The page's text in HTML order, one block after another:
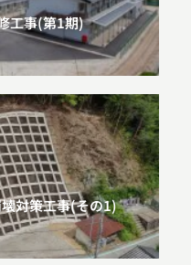
工事(第1期)
対策工事(その1)